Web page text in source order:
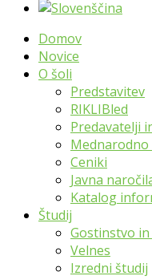
Domov
Novice
O šoli
Predstavitev
RIKLIBled
Predavatelji
Mednarodno
Ceniki
Javna
Katalog
Študij
Gostinstvo
Velnes
Izredni študij